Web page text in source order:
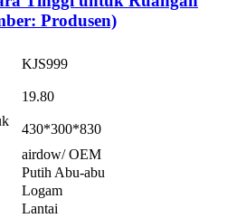
Produsen)
KJS999
19.80
430*300*830
airdow/ OEM
Putih Abu-abu
Logam
Lantai